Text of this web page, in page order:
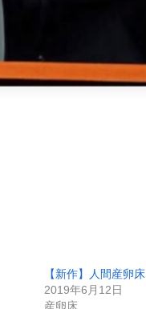
【新作】人間産卵床
2019年6月12日
産卵床